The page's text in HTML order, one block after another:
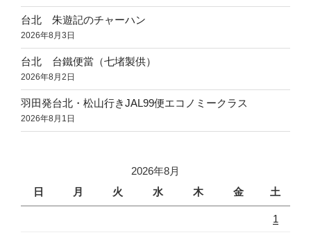
台北 朱遊記のチャーハン
2026年8月3日
台北 台鐵便當（七堵製供）
2026年8月2日
羽田発台北・松山行きJAL99便エコノミークラス
2026年8月1日
2026年8月
日
月 火 水 木 金 土
1